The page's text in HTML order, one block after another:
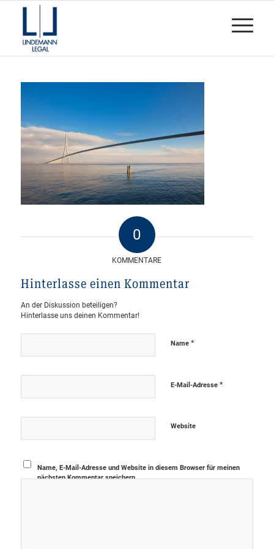
0
KOMMENTARE
Hinterlasse einen Kommentar
An der Diskussion beteiligen?
Hinterlasse uns deinen Kommentar!
Name *
E-Mail-Adresse *
Website
Name, E-Mail-Adresse und Website in diesem Browser für meinen
nächsten Kommentar speichern.